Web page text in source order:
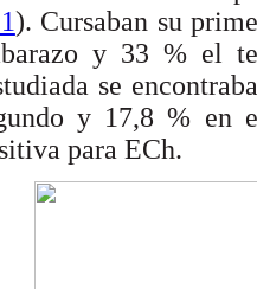
). Cursaban su
y 33 % el
se
y 17,8 % en
para ECh.